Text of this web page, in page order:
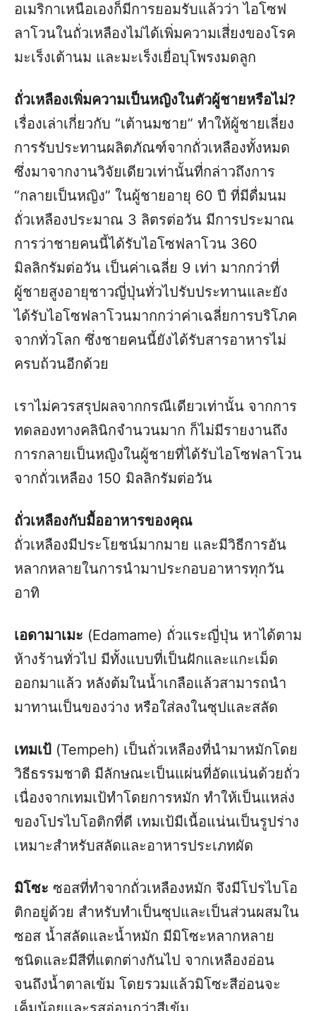
อเมริกาเหนือเองก็มีการยอมรับแล้วว่า ไอโซฟ
ลาโวนในถั่วเหลืองไม่ได้เพิ่มความเสี่ยงของโรค
มะเร็งเต้านม และมะเร็งเยื่อบุโพรงมดลูก
ถั่วเหลืองเพิ่มความเป็นหญิงในตัวผู้ชายหรือไม่?
เรื่องเล่าเกี่ยวกับ “เต้านมชาย” ทำให้ผู้ชายเลี่ยง
การรับประทานผลิตภัณฑ์จากถั่วเหลืองทั้งหมด
ซึ่งมาจากงานวิจัยเดียวเท่านั้นที่กล่าวถึงการ
“กลายเป็นหญิง” ในผู้ชายอายุ 60 ปี ที่มีดื่มนม
ถั่วเหลืองประมาณ 3 ลิตรต่อวัน มีการประมาณ
การว่าชายคนนี้ได้รับไอโซฟลาโวน 360
มิลลิกรัมต่อวัน เป็นค่าเฉลี่ย 9 เท่า มากกว่าที่
ผู้ชายสูงอายุชาวญี่ปุ่นทั่วไปรับประทานและยัง
ได้รับไอโซฟลาโวนมากกว่าค่าเฉลี่ยการบริโภค
จากทั่วโลก ซึ่งชายคนนี้ยังได้รับสารอาหารไม่
ครบถ้วนอีกด้วย
เราไม่ควรสรุปผลจากกรณีเดียวเท่านั้น จากการ
ทดลองทางคลินิกจำนวนมาก ก็ไม่มีรายงานถึง
การกลายเป็นหญิงในผู้ชายที่ได้รับไอโซฟลาโวน
จากถั่วเหลือง 150 มิลลิกรัมต่อวัน
ถั่วเหลืองกับมื้ออาหารของคุณ
ถั่วเหลืองมีประโยชน์มากมาย และมีวิธีการอัน
หลากหลายในการนำมาประกอบอาหารทุกวัน
อาทิ
เอดามาเมะ (Edamame) ถั่วแระญี่ปุ่น หาได้ตาม
ห้างร้านทั่วไป มีทั้งแบบที่เป็นฝักและแกะเม็ด
ออกมาแล้ว หลังต้มในน้ำเกลือแล้วสามารถนำ
มาทานเป็นของว่าง หรือใส่ลงในซุปและสลัด
เทมเป้ (Tempeh) เป็นถั่วเหลืองที่นำมาหมักโดย
วิธีธรรมชาติ มีลักษณะเป็นแผ่นที่อัดแน่นด้วยถั่ว
เนื่องจากเทมเป้ทำโดยการหมัก ทำให้เป็นแหล่ง
ของโปรไบโอติกที่ดี เทมเป้มีเนื้อแน่นเป็นรูปร่าง
เหมาะสำหรับสลัดและอาหารประเภทผัด​
มิโซะ ซอสที่ทำจากถั่วเหลืองหมัก จึงมีโปรไบโอ
ติกอยู่ด้วย สำหรับทำเป็นซุปและเป็นส่วนผสมใน
ซอส น้ำสลัดและน้ำหมัก มีมิโซะหลากหลาย
ชนิดและมีสีที่แตกต่างกันไป จากเหลืองอ่อน
จนถึงน้ำตาลเข้ม โดยรวมแล้วมิโซะสีอ่อนจะ